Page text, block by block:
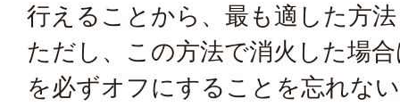
行えることから、最も適した方
ただし、この方法で消火した場
を必ずオフにすることを忘れな